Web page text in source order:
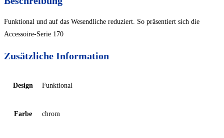
Funktional und auf das Wesendliche reduziert. So präsentiert sich die
Accessoire-Serie 170
Zusätzliche Information
Design Funktional
Farbe chrom